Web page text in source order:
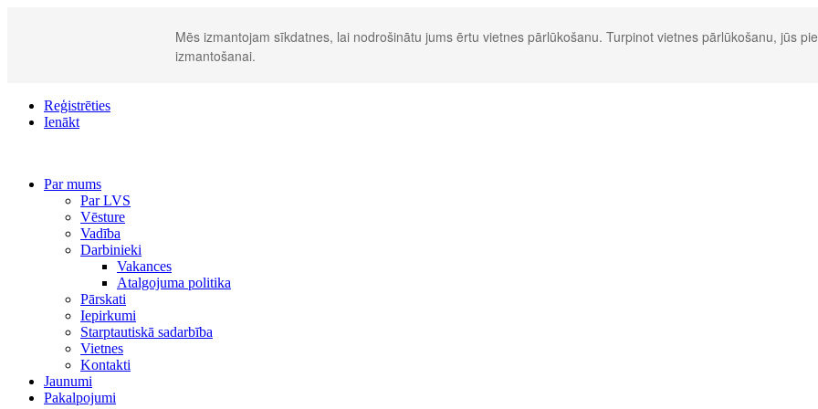
Mēs izmantojam sīkdatnes, lai nodrošinātu jums ērtu vietnes pārlūkošanu. Turpinot vietnes pārlūkošanu, jūs
izmantošanai.
Reģistrēties
Ienākt
Par mums
Par LVS
Vēsture
Vadība
Darbinieki
Vakances
Atalgojuma politika
Pārskati
Iepirkumi
Starptautiskā sadarbība
Vietnes
Kontakti
Jaunumi
Pakalpojumi